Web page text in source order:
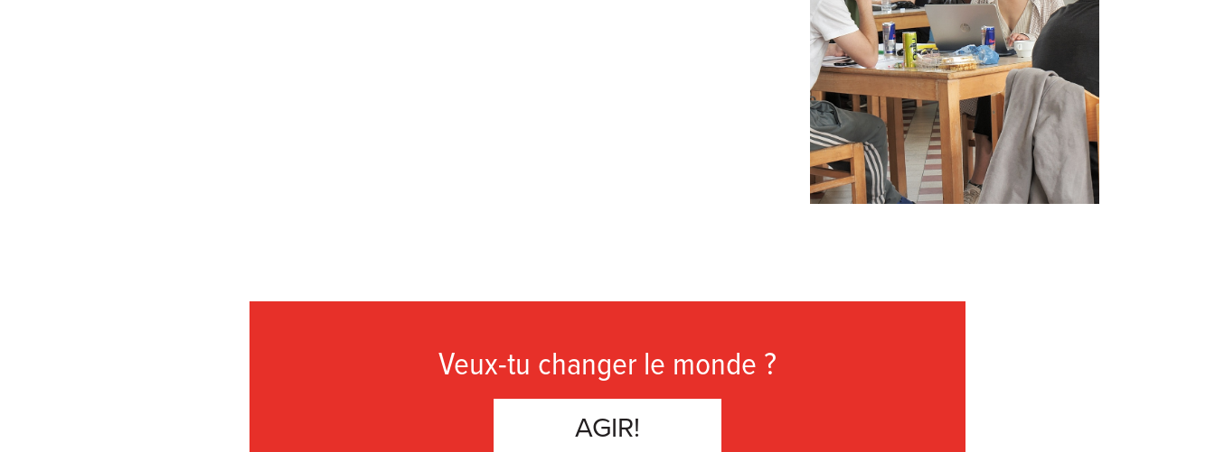
Veux-tu changer le monde ?
AGIR!